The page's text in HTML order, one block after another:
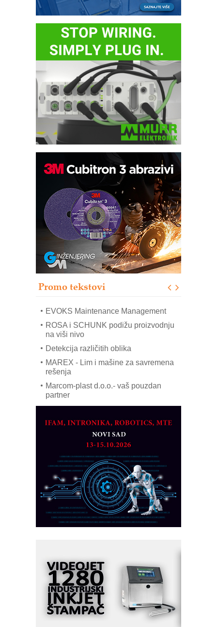
Promo tekstovi
Trajna oznaka kao dugoročna korist
Bezbednost na prvom mestu!
IB BLUMENAUER - više od 40 godina
poverenja u industriji
RMQ-TITAN ADVANCED INDICATOR
– Pametna signalizacija za efikasnije
upravljanje mašinama
Sigurnije ispitivanje transformatora u
solarnim elektranama i vetroparkovima
EVOKS Maintenance Management
ROSA i SCHUNK podižu proizvodnju
na viši nivo
Detekcija različitih oblika
MAREX - Lim i mašine za savremena
rešenja
Marcom-plast d.o.o.- vaš pouzdan
partner
obradu!
Razvoj asortimanskog pravca MINI-
PLC AKYTEC
AUKOM: Svetski standard metrologije
dostupan u Srbiji
MOTOMAN – NEXT-Robotika vođena
veštačkom inteligencijom
I.SAFE MOBILE revolucioniše
industrijsku automatizaciju
pionirskimmobile operator PANEL-OM
KIP KOP – napredna rešenja za
savremene industrijske i logističke
objekte
Alba d.o.o. – 35 godina preciznosti u
metrologiji i pametnim dozirnim
rešenjima